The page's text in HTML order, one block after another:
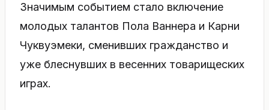
Значимым событием стало включение
молодых талантов Пола Ваннера и Карни
Чуквуэмеки, сменивших гражданство и
уже блеснувших в весенних товарищеских
играх.